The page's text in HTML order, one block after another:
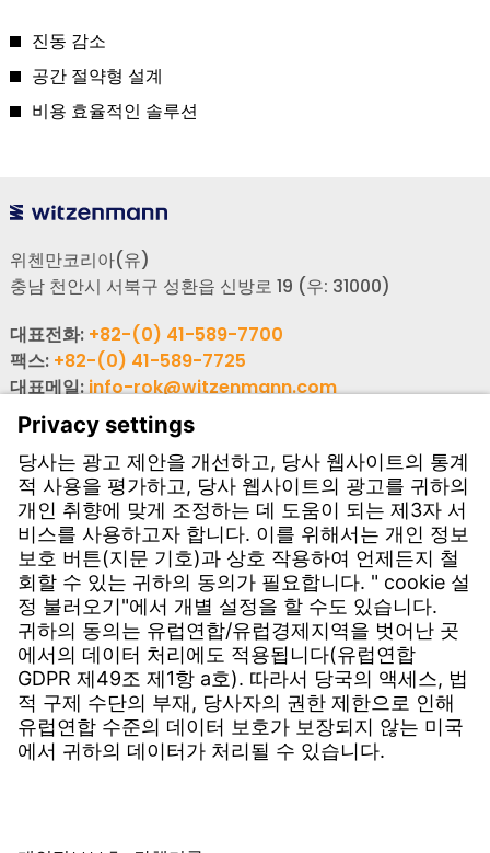
진동 감소
공간 절약형 설계
비용 효율적인 솔루션
위첸만코리아(유)
충남 천안시 서북구 성환읍 신방로 19 (우: 31000)
대표전화: +82-(0) 41-589-7700
팩스: +82-(0) 41-589-7725
대표메일:info-rok@witzenmann.com
고객문의
사업장 소개
문의하기
서비스
다운로드 센터
응용 소프트웨어 다운로드